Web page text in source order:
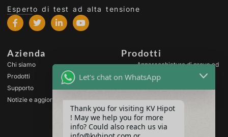
Esperto di test ad alta tensione
Azienda
Chi siamo
Prodotti
Supporto
Notizie e aggiornamenti
Prodotti
Apparecchiature di prova ad
Apparecchiature di prova
Apparecchiature per il test
delle batterie
Apparecchiatura di prova
Let's chat on WhatsApp
Thank you for visiting KV Hipot
! May we help you for more
info? Could also reach us via